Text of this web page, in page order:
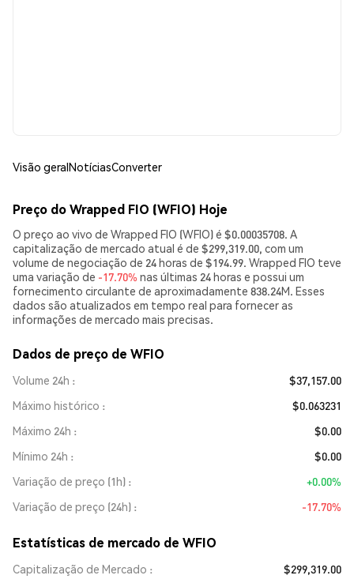
Visão geralNotíciasConverter
Preço do Wrapped FIO (WFIO) Hoje
O preço ao vivo de Wrapped FIO (WFIO) é $0.00035708. A
capitalização de mercado atual é de $299,319.00, com um
volume de negociação de 24 horas de $194.99. Wrapped FIO teve
uma variação de -17.70% nas últimas 24 horas e possui um
fornecimento circulante de aproximadamente 838.24M. Esses
dados são atualizados em tempo real para fornecer as
informações de mercado mais precisas.
Dados de preço de WFIO
Volume 24h
$37,157.00
Máximo histórico
$0.063231
Máximo 24h
$0.00
Mínimo 24h
$0.00
Variação de preço (1h)
+0.00%
Variação de preço (24h)
-17.70%
Estatísticas de mercado de WFIO
Capitalização de Mercado
$299,319.00